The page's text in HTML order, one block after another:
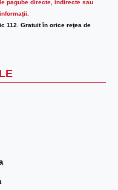
pagube directe, indirecte sau
112. Gratuit în orice reţea de